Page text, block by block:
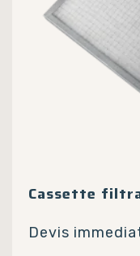
Cassette
Devis